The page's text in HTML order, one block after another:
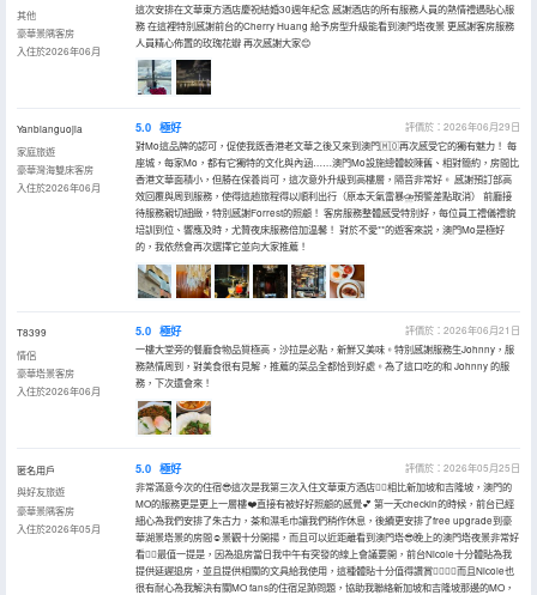
其他
豪華景隅客房
入住於2026年06月
這次安排在文華東方酒店慶祝結婚30週年紀念 感謝酒店的所有服務人員的熱情禮遇貼心服
務 在這裡特別感謝前台的Cherry Huang 給予房型升級能看到澳門塔夜景 更感謝客房服務
人員精心佈置的玫瑰花瓣 再次感謝大家😊
Yanbianguojia
家庭旅遊
豪華灣海雙床客房
入住於2026年06月
5.0 極好
評價於：2026年06月29日
對Mo這品牌的認可，促使我既香港老文華之後又來到澳門🇲🇴再次感受它的獨有魅力！ 每
座城，每家Mo，都有它獨特的文化與內涵……澳門Mo設施總體較陳舊、相對簡約，房間比
香港文華面積小，但勝在保養尚可，這次意外升級到高樓層，隔音非常好。 感謝預訂部高
效回覆與周到服務，使得這趟旅程得以順利出行（原本天氣雷暴⛈️預警差點取消） 前廳接
待服務親切細緻，特別感謝Forrest的照顧！ 客房服務整體感受特別好，每位員工禮儀禮貌
培訓到位、響應及時，尤贊夜床服務倍加温馨！ 對於不愛**的遊客來説，澳門Mo是極好
的，我依然會再次選擇它並向大家推薦！
T8399
情侶
豪華塔景客房
入住於2026年06月
5.0 極好
評價於：2026年06月21日
一樓大堂旁的餐廳食物品質極高，沙拉是必點，新鮮又美味。特別感謝服務生Johnny，服
務熱情周到，對美食很有見解，推薦的菜品全都恰到好處。為了這口吃的和 Johnny 的服
務，下次還會來！
匿名用戶
與好友旅遊
豪華景隅客房
入住於2026年05月
5.0 極好
評價於：2026年05月25日
非常滿意今次的住宿😎這次是我第三次入住文華東方酒店👍🏻相比新加坡和吉隆坡，澳門的
MO的服務更是更上一層樓❤️直接有被好好照顧的感覺💕 第一天checkin的時候，前台已經
細心為我們安排了朱古力，茶和濕毛巾讓我們稍作休息，後續更安排了free upgrade到豪
華湖景塔景的房間☺️景觀十分開揚，而且可以近距離看到澳門塔😎晚上的澳門塔夜景非常好
看👍🏻最值一提是，因為退房當日我中午有突發的線上會議要開，前台Nicole十分體貼為我
提供延遲退房，並且提供相關的文具給我使用，這種體貼十分值得讚賞👍🏻👍🏻而且Nicole也
很有耐心為我解決有關MO fans的住宿足跡問題，協助我聯絡新加坡和吉隆坡那邊的MO，